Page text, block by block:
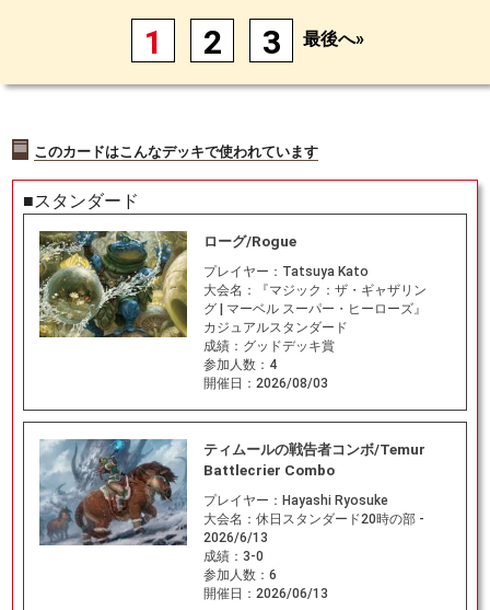
1 2 3 最後へ»
このカードはこんなデッキで使われています
■スタンダード
ローグ/Rogue
プレイヤー： Tatsuya Kato
大会名：
『マジック：ザ・ギャザリン
グ | マーベル スーパー・ヒーローズ』
カジュアルスタンダード
成績： グッドデッキ賞
参加人数： 4
開催日： 2026/08/03
ティムールの戦告者コンボ/Temur
Battlecrier Combo
プレイヤー： Hayashi Ryosuke
大会名： 休日スタンダード20時の部 -
2026/6/13
成績： 3-0
参加人数： 6
開催日： 2026/06/13